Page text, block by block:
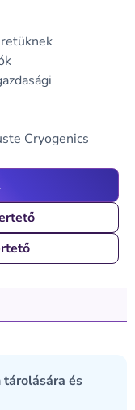
Cryogenics
és